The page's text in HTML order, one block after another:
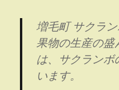
増毛町 サクラ
果物の生産の盛
は、サクランボ
います。